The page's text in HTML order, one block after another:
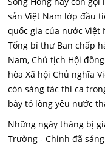
sản Việt Nam lớp đầu
quốc gia của nước
Tổng bí thư Ban chấp
Nam, Chủ tịch Hội
hòa Xã hội Chủ nghĩa
còn sáng tác thi ca
bày tỏ lòng yêu nước
Những ngày tháng bị
Trường - Chinh đã